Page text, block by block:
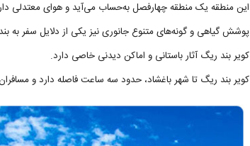
این منطقه یک منطقه چهارفصل به‌حساب می‌آید و هوای معتدلی
پوشش گیاهی و گونه‌های متنوع جانوری نیز یکی از دلایل سفر به
کویر بند ریگ آثار باستانی و اماکن دیدنی خاصی دارد.
کویر بند ریگ تا شهر باغشاد، حدود سه ساعت فاصله دارد و